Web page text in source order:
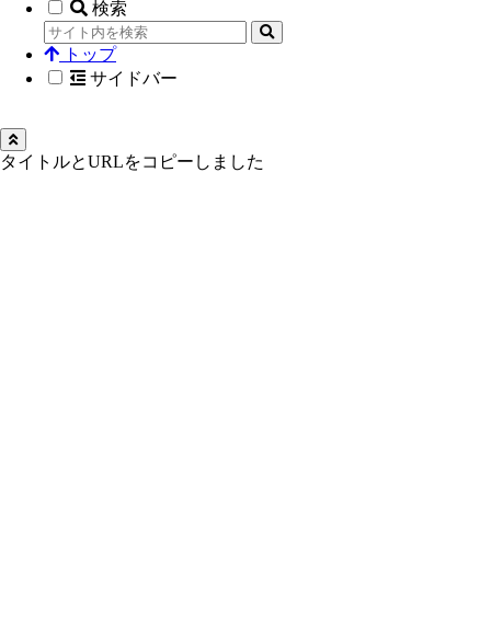
検索
トップ
サイドバー
タイトルとURLをコピーしました